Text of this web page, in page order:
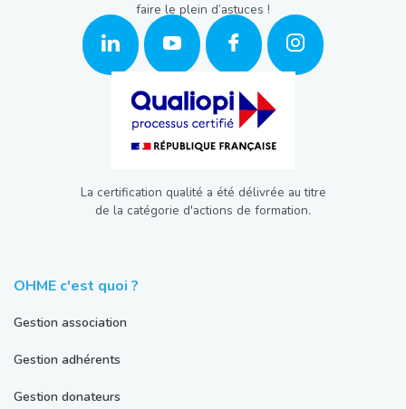
faire le plein d’astuces !
La certification qualité a été délivrée au titre
de la catégorie d'actions de formation.
OHME c'est quoi ?
Gestion association
Gestion adhérents
Gestion donateurs